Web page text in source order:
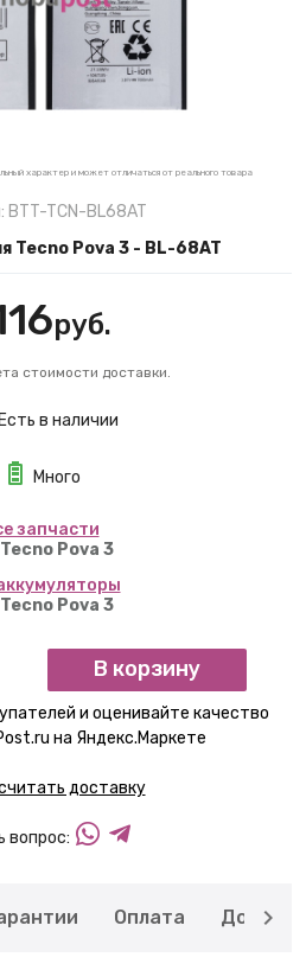
характер и может отличаться от реального товара
BTT-TCN-BL68AT
Tecno Pova 3 - BL-68AT
руб.
стоимости доставки.
Есть в наличии
Много
запчасти
Tecno Pova 3
Tecno Pova 3
В корзину
доставку
вопрос:
Оплата